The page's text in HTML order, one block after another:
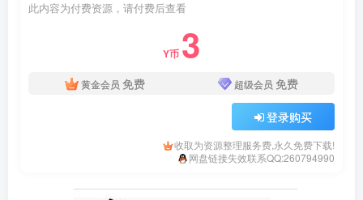
此内容为付费资源，请付费后查看
Y币 3
黄金会员 免费 超级会员 免费
登录购买
收取为资源整理服务费,永久免费下载!
网盘链接失效联系QQ:260794990